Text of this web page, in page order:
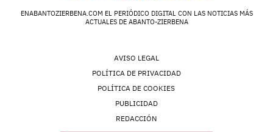
ENABANTOZIERBENA.COM EL PERIÓDICO DIGITAL CON LAS NOTICIAS MÁS
ACTUALES DE ABANTO-ZIERBENA
AVISO LEGAL
POLÍTICA DE PRIVACIDAD
POLÍTICA DE COOKIES
PUBLICIDAD
REDACCIÓN